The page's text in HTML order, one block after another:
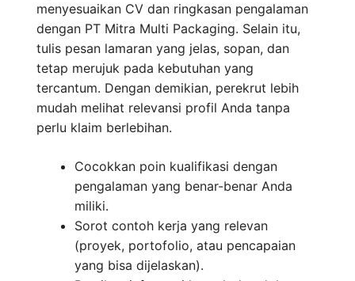
menyesuaikan CV dan ringkasan pengalaman
dengan PT Mitra Multi Packaging. Selain itu,
tulis pesan lamaran yang jelas, sopan, dan
tetap merujuk pada kebutuhan yang
tercantum. Dengan demikian, perekrut lebih
mudah melihat relevansi profil Anda tanpa
perlu klaim berlebihan.
Cocokkan poin kualifikasi dengan
pengalaman yang benar-benar Anda
miliki.
Sorot contoh kerja yang relevan
(proyek, portofolio, atau pencapaian
yang bisa dijelaskan).